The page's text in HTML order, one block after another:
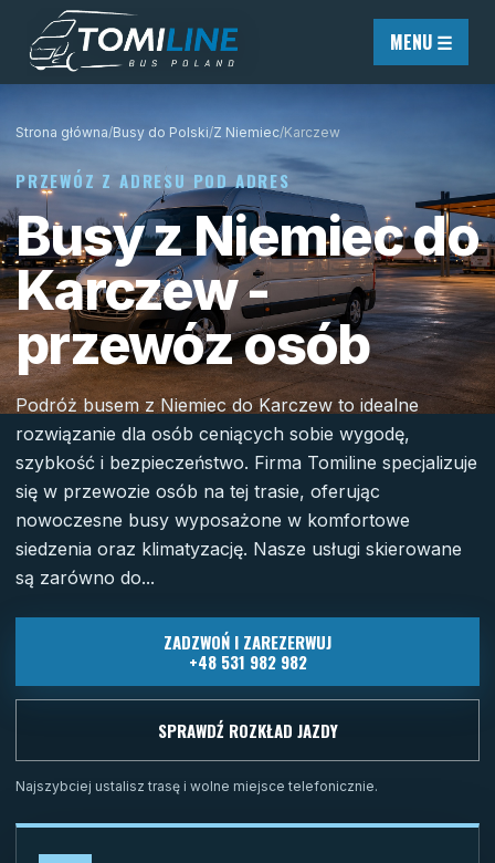
Przejdź do treści
MENU ☰
Strona główna/Busy do Polski/Z Niemiec/Karczew
PRZEWÓZ Z ADRESU POD ADRES
Busy z Niemiec do
Karczew -
przewóz osób
Podróż busem z Niemiec do Karczew to idealne
rozwiązanie dla osób ceniących sobie wygodę,
szybkość i bezpieczeństwo. Firma Tomiline specjalizuje
się w przewozie osób na tej trasie, oferując
nowoczesne busy wyposażone w komfortowe
siedzenia oraz klimatyzację. Nasze usługi skierowane
są zarówno do...
ZADZWOŃ I ZAREZERWUJ
+48 531 982 982
SPRAWDŹ ROZKŁAD JAZDY
Najszybciej ustalisz trasę i wolne miejsce telefonicznie.